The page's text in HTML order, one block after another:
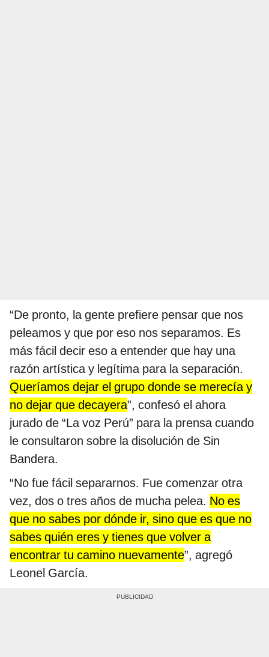
“De pronto, la gente prefiere pensar que nos
peleamos y que por eso nos separamos. Es
más fácil decir eso a entender que hay una
razón artística y legítima para la separación.
Queríamos dejar el grupo donde se merecía y
no dejar que decayera”, confesó el ahora
jurado de “La voz Perú” para la prensa cuando
le consultaron sobre la disolución de Sin
Bandera.
“No fue fácil separarnos. Fue comenzar otra
vez, dos o tres años de mucha pelea. No es
que no sabes por dónde ir, sino que es que no
sabes quién eres y tienes que volver a
encontrar tu camino nuevamente”, agregó
Leonel García.